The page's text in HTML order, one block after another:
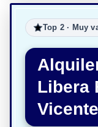
Top 2 · Muy
Libera